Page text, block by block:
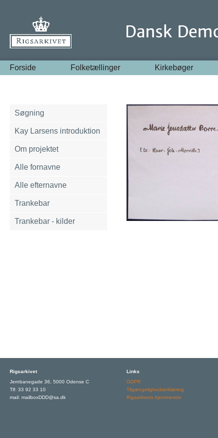
Forside Folketællinger Kirkebøger
Søgning
Kay Larsens introduktion
Om projektet
Alle fornavne
Alle efternavne
Trankebar
Trankebar - kilder
Rigsarkivet
Jernbanegade 36, 5000 Odense C
Tlf: 33 92 33 10
mail: mailboxDDD@sa.dk
Links
GDPR
Tilgængelighedserklæring
Rigsarkivets hjemmeside